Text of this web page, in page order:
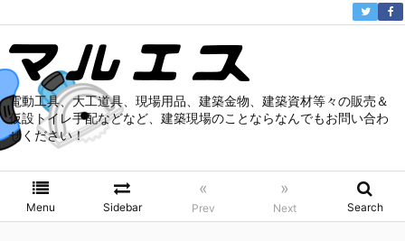
電動工具、大工道具、現場用品、建築金物、建築資材等々の販売＆
仮設トイレ手配などなど、建築現場のことならなんでもお問い合わ
せください！
Menu Sidebar
«
Prev
»
Next Search